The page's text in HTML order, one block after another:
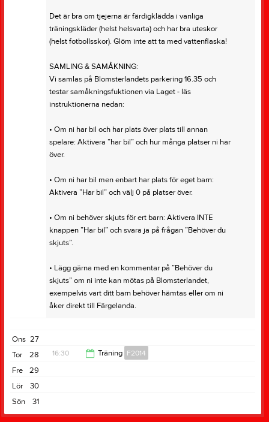
Det är bra om tjejerna är färdigklädda i vanliga
träningskläder (helst helsvarta) och har bra uteskor
(helst fotbollsskor). Glöm inte att ta med vattenflaska!
SAMLING & SAMÅKNING:
Vi samlas på Blomsterlandets parkering 16.35 och
testar samåkningsfuktionen via Laget - läs
instruktionerna nedan:
• Om ni har bil och har plats över plats till annan
spelare: Aktivera ”har bil” och hur många platser ni har
över.
• Om ni har bil men enbart har plats för eget barn:
Aktivera ”Har bil” och välj 0 på platser över.
• Om ni behöver skjuts för ert barn: Aktivera INTE
knappen ”Har bil” och svara ja på frågan ”Behöver du
skjuts”.
• Lägg gärna med en kommentar på ”Behöver du
skjuts” om ni inte kan mötas på Blomsterlandet,
exempelvis vart ditt barn behöver hämtas eller om ni
åker direkt till Färgelanda.
27
Ons
28
Tor 16:30 Träning F2014
29
Fre
30
Lör
31
Sön